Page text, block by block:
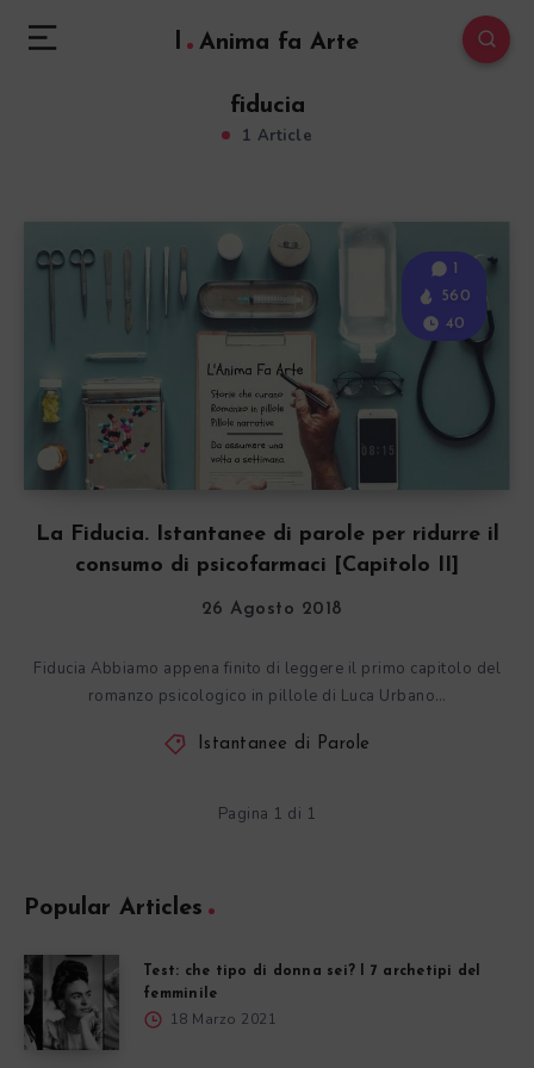
l Anima fa Arte
fiducia
1 Article
La Fiducia. Istantanee di parole per ridurre il
consumo di psicofarmaci [Capitolo II]
1
560
40
26 Agosto 2018
Fiducia Abbiamo appena finito di leggere il primo capitolo del
romanzo psicologico in pillole di Luca Urbano…
Istantanee di Parole
Pagina 1 di 1
Popular Articles
Test: che tipo di donna sei? I 7 archetipi del
femminile
18 Marzo 2021